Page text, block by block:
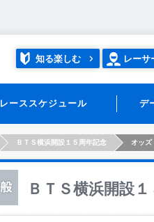
知る楽しむ レーサ
レーススケジュール デ
ＢＴＳ横浜開設１５周年記念 オッズ
ＢＴＳ横浜開設